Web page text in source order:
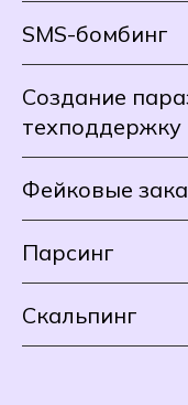
SMS-бомбинг
Создание
техподдержку
Фейковые
Парсинг
Скальпинг